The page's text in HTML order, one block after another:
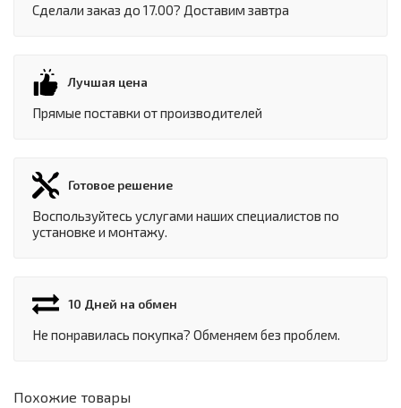
Сделали заказ до 17.00? Доставим завтра
Лучшая цена
Прямые поставки от производителей
Готовое решение
Воспользуйтесь услугами наших специалистов по
установке и монтажу.
10 Дней на обмен
Не понравилась покупка? Обменяем без проблем.
Похожие товары